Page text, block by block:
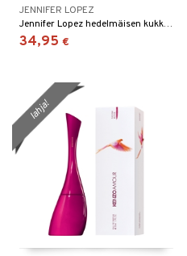
JENNIFER LOPEZ
Jennifer Lopez hedelmäisen kukkainen eau de parfum
34,95 €
lahja!